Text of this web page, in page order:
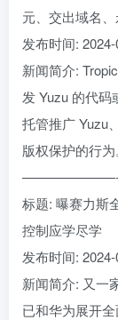
元、交出域名
发布时间:
新闻简介:
发 Yuzu 的代
托管推广 Yuzu
版权保护的行为
标题: 曝赛力斯
控制应学尽学
发布时间:
新闻简介: 又一
已和华为展开